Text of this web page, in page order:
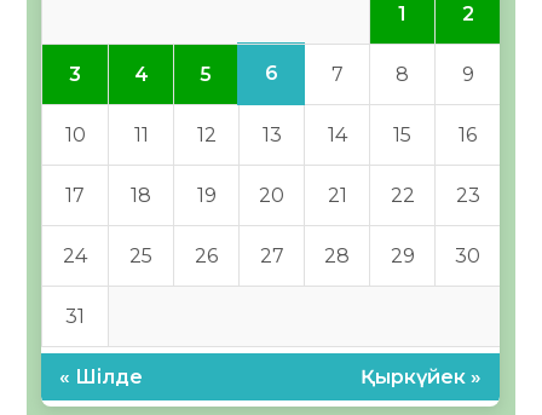
1 2
3 4 5 6 7 8 9
10 11 12 13 14 15 16
17 18 19 20 21 22 23
24 25 26 27 28 29 30
31
« Шілде Қыркүйек »